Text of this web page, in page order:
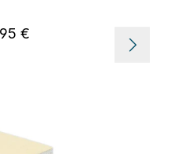
Preis:
€